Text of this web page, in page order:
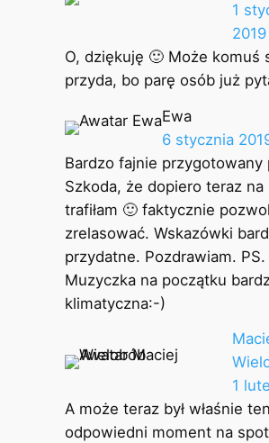
1
2019
O, dziękuję 🙂 Może komuś
przyda, bo parę osób już
Ewa
6 stycznia
Bardzo fajnie przygotowany
Szkoda, że dopiero teraz na
trafiłam 🙂 faktycznie
zrelasować. Wskazówki
przydatne. Pozdrawiam. PS.
Muzyczka na początku
klimatyczna:-)
1
A może teraz był właśnie ten
odpowiedni moment na